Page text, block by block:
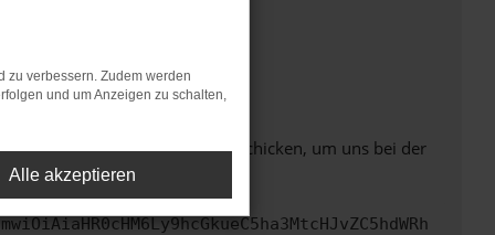
mehr unterstützt werden.
Du kannst uns diesen Text schicken, um uns bei der
zu verbessern. Zudem werden
und um Anzeigen zu schalten,
Alle akzeptieren